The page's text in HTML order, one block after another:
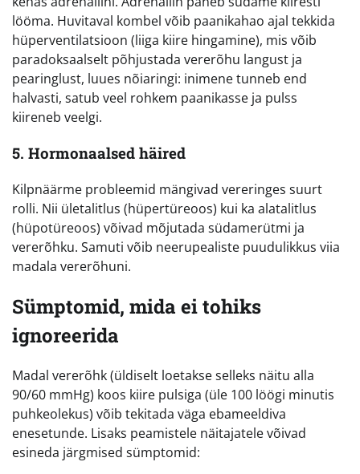
lööma. Huvitaval kombel võib paanikahao ajal tekkida
hüperventilatsioon (liiga kiire hingamine), mis võib
paradoksaalselt põhjustada vererõhu langust ja
pearinglust, luues nõiaringi: inimene tunneb end
halvasti, satub veel rohkem paanikasse ja pulss
kiireneb veelgi.
5. Hormonaalsed häired
Kilpnäärme probleemid mängivad vereringes suurt
rolli. Nii ületalitlus (hüpertüreoos) kui ka alatalitlus
(hüpotüreoos) võivad mõjutada südamerütmi ja
vererõhku. Samuti võib neerupealiste puudulikkus viia
madala vererõhuni.
Sümptomid, mida ei tohiks
ignoreerida
Madal vererõhk (üldiselt loetakse selleks näitu alla
90/60 mmHg) koos kiire pulsiga (üle 100 löögi minutis
puhkeolekus) võib tekitada väga ebameeldiva
enesetunde. Lisaks peamistele näitajatele võivad
esineda järgmised sümptomid: